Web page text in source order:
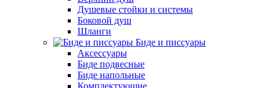
Душевые стойки и системы
Боковой душ
Шланги
Биде и писсуары
Аксессуары
Биде подвесные
Биде напольные
Комплектующие